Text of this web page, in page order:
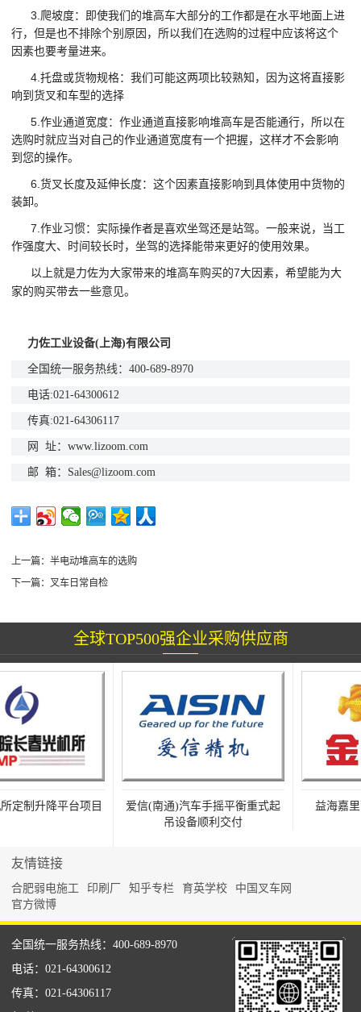
3. 爬坡度：即使我们的堆高车大部分的工作都是在水平地面上进
行，但是也不排除个别原因，所以我们在选购的过程中应该将这个
因素也要考量进来。
4.托盘或货物规格：我们可能这两项比较熟知，因为这将直接影
响到货叉和车型的选择
5.作业通道宽度：作业通道直接影响堆高车是否能通行，所以在
选购时就应当对自己的作业通道宽度有一个把握，这样才不会影响
到您的操作。
6. 货叉长度及延伸长度：这个因素直接影响到具体使用中货物的
装卸。
7.作业习惯：实际操作者是喜欢坐驾还是站驾。一般来说，当工
作强度大、时间较长时，坐驾的选择能带来更好的使用效果。
以上就是力佐为大家带来的堆高车购买的7大因素，希望能为大
家的购买带去一些意见。
力佐工业设备(上海)有限公司
全国统一服务热线：400-689-8970
电话:021-64300612
传真:021-64306117
网 址：www.lizoom.com
邮 箱： Sales@lizoom.com
上一篇：半电动堆高车的选购
下一篇： 叉车日常自检
全球TOP500强企业采购供应商
制升降平台项目
爱信(南通)汽车手摇平衡重式起
吊设备顺利交付
益海嘉里
友情链接
合肥弱电施工 印刷厂 知乎专栏 育英学校
中国叉车网
官方微博
全国统一服务热线：400-689-8970
电话：021-64300612
传真：021-64306117